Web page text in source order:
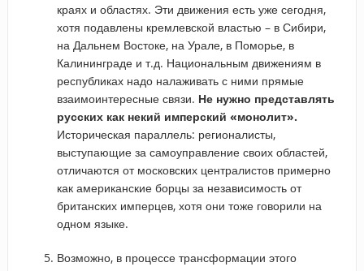
краях и областях. Эти движения есть уже сегодня,
хотя подавлены кремлевской властью – в Сибири,
на Дальнем Востоке, на Урале, в Поморье, в
Калининграде и т.д. Национальным движениям в
республиках надо налаживать с ними прямые
взаимоинтересные связи. Не нужно представлять
русских как некий имперский «монолит».
Историческая параллель: регионалисты,
выступающие за самоуправление своих областей,
отличаются от московских централистов примерно
как американские борцы за независимость от
британских имперцев, хотя они тоже говорили на
одном языке.
Возможно, в процессе трансформации этого